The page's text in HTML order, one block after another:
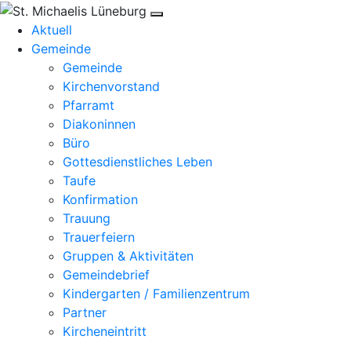
Aktuell
Gemeinde
Gemeinde
Kirchenvorstand
Pfarramt
Diakoninnen
Büro
Gottesdienstliches Leben
Taufe
Konfirmation
Trauung
Trauerfeiern
Gruppen & Aktivitäten
Gemeindebrief
Kindergarten / Familienzentrum
Partner
Kircheneintritt